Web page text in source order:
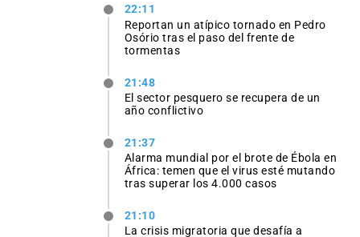
22:11
Reportan un atípico tornado en Pedro
Osório tras el paso del frente de
tormentas
21:48
El sector pesquero se recupera de un
año conflictivo
21:37
Alarma mundial por el brote de Ébola en
África: temen que el virus esté mutando
tras superar los 4.000 casos
21:10
La crisis migratoria que desafía a